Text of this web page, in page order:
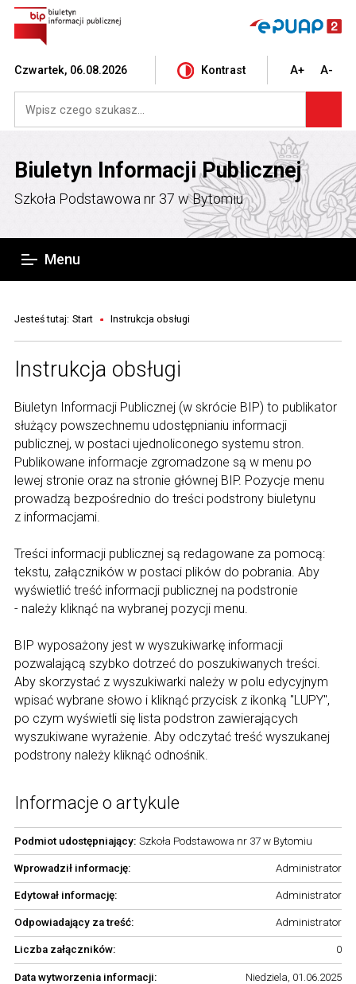
Czwartek, 06.08.2026 Kontrast A+ A-
Biuletyn Informacji Publicznej
Szkoła Podstawowa nr 37 w Bytomiu
Menu
Jesteś tutaj: Start Instrukcja obsługi
Instrukcja obsługi
Biuletyn Informacji Publicznej (w skrócie BIP) to publikator
służący powszechnemu udostępnianiu informacji
publicznej, w postaci ujednoliconego systemu stron.
Publikowane informacje zgromadzone są w menu po
lewej stronie oraz na stronie głównej BIP. Pozycje menu
prowadzą bezpośrednio do treści podstrony biuletynu
z informacjami.
Treści informacji publicznej są redagowane za pomocą:
tekstu, załączników w postaci plików do pobrania. Aby
wyświetlić treść informacji publicznej na podstronie
- należy kliknąć na wybranej pozycji menu.
BIP wyposażony jest w wyszukiwarkę informacji
pozwalającą szybko dotrzeć do poszukiwanych treści.
Aby skorzystać z wyszukiwarki należy w polu edycyjnym
wpisać wybrane słowo i kliknąć przycisk z ikonką "LUPY",
po czym wyświetli się lista podstron zawierających
wyszukiwane wyrażenie. Aby odczytać treść wyszukanej
podstrony należy kliknąć odnośnik.
Informacje o artykule
Podmiot udostępniający: Szkoła Podstawowa nr 37 w Bytomiu
Wprowadził informację: Administrator
Edytował informację: Administrator
Odpowiadający za treść: Administrator
Liczba załączników: 0
Data wytworzenia informacji: Niedziela, 01.06.2025